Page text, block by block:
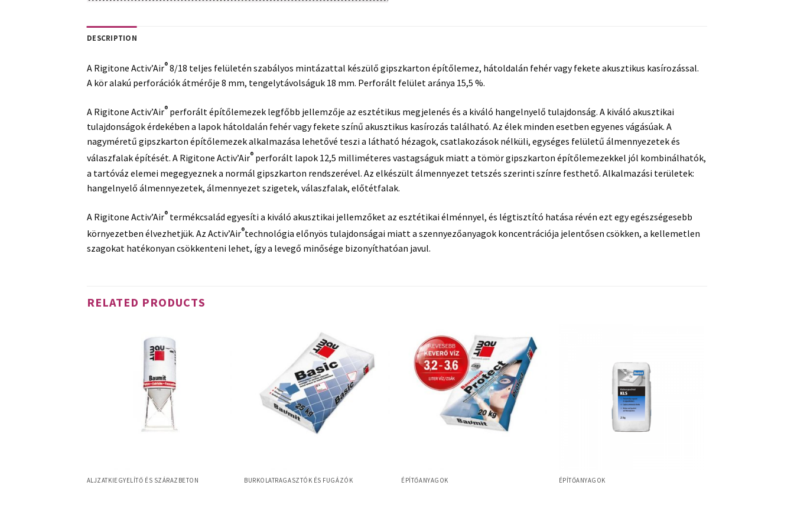
DESCRIPTION
A Rigitone Activ’Air®8/18 teljes felületén szabályos mintázattal készülő gipszkarton építőlemez, hátoldalán fehér vagy fekete akusztikus kasírozással.
A kör alakú perforációk átmérője 8 mm, tengelytávolságuk 18 mm. Perforált felület aránya 15,5 %.
A Rigitone Activ’Air® perforált építőlemezek legfőbb jellemzője az esztétikus megjelenés és a kiváló hangelnyelő tulajdonság. A kiváló akusztikai
tulajdonságok érdekében a lapok hátoldalán fehér vagy fekete színű akusztikus kasírozás található. Az élek minden esetben egyenes vágásúak. A
nagyméretű gipszkarton építőlemezek alkalmazása lehetővé teszi a látható hézagok, csatlakozások nélküli, egységes felületű álmennyezetek és
válaszfalak építését. A Rigitone Activ’Air® perforált lapok 12,5 milliméteres vastagságuk miatt a tömör gipszkarton építőlemezekkel jól kombinálhatók,
a tartóváz elemei megegyeznek a normál gipszkarton rendszerével. Az elkészült álmennyezet tetszés szerinti színre festhető. Alkalmazási területek:
hangelnyelő álmennyezetek, álmennyezet szigetek, válaszfalak, előtétfalak.
A Rigitone Activ’Air® termékcsalád egyesíti a kiváló akusztikai jellemzőket az esztétikai élménnyel, és légtisztító hatása révén ezt egy egészségesebb
környezetben élvezhetjük. Az Activ’Air®technológia előnyös tulajdonságai miatt a szennyezőanyagok koncentrációja jelentősen csökken, a kellemetlen
szagokat hatékonyan csökkenteni lehet, így a levegő minősége bizonyíthatóan javul.
RELATED PRODUCTS
ALJZATKIEGYELÍTŐ ÉS SZÁRAZBETON BURKOLATRAGASZTÓK ÉS FUGÁZÓK ÉPÍTŐANYAGOK ÉPÍTŐANYAGOK